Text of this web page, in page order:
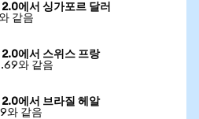
에서 싱가포르 달러
같음
에서 스위스 프랑
와 같음
에서 브라질 헤알
와 같음